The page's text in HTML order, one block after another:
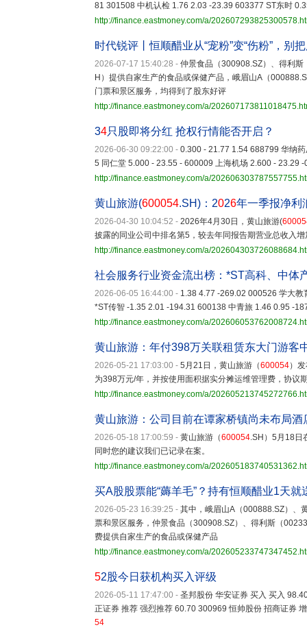
81 301508 中机认检 1.76 2.03 -23.39 603377 ST东时
http://finance.eastmoney.com/a/
时代锐评丨恒顺醋业从“宠粉”变“伤粉”，别
2026-07-17 15:40:28 - 仲景食品（300908.SZ）、得利
H）提供自家生产的食品或保健产品，峨眉山A（
门票和景区服务，均得到了股东好评
http://finance.eastmoney.com/a/
34只股即将分红 抢权行情能否开启？
2026-06-30 09:22:00 - 0.300 - 21.77 1.54 688799 华纳
5 同仁堂 5.000 - 23.55 - 600009 上海机场 2.600 - 23.29
http://finance.eastmoney.com/a/
黄山旅游(600054.SH)：2026年一季报净利
2026-04-30 10:04:52 - 2026年4月30日，黄山旅游(
披露的同业公司中排名第5，较去年同报告期营业总收入
http://finance.eastmoney.com/a/
社会服务行业资金流出榜：*ST高科、中体
2026-06-05 16:44:00 - 1.38 4.77 -269.02 000526 学大
*ST传智 -1.35 2.01 -194.31 600138 中青旅 1.46 0.95 -
http://finance.eastmoney.com/a/
黄山旅游：年付398万关联租赁东大门游客
2026-05-21 17:03:00 - 5月21日，黄山旅游（600054）
为398万元/年，并按使用面积据实分摊运维管理费，协议
http://finance.eastmoney.com/a/
黄山旅游：公司目前在谭家桥镇尚未布局酒
2026-05-18 17:00:59 - 黄山旅游（600054.SH）5月18日
同时您的建议我们已记录在案。
http://finance.eastmoney.com/a/
买A股股票能“薅羊毛”？持有恒顺醋业1天
2026-05-23 16:39:25 - 其中，峨眉山A（000888.SZ）、
票和景区服务，仲景食品（300908.SZ）、得利斯（
费提供自家生产的食品或保健产品
http://finance.eastmoney.com/a/
52股今日获机构买入评级
2026-05-11 17:47:00 - 圣邦股份 华安证券 买入 买入
正证券 推荐 强烈推荐 60.70 300969 恒帅股份 招商证券
54